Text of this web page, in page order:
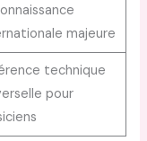
majeure
technique
pour